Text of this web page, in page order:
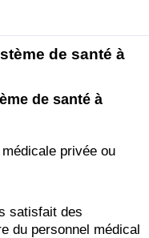
de santé à
de santé à
privée ou
satisfait des
du personnel médical
Pays